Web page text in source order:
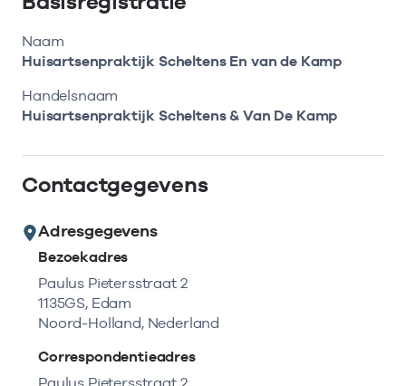
Zoeken in AGB-register
Vind de actuele gegevens van een
zorgaanbieder of onderneming.
Kortdurende zorg
Langdurige zorg
Zorg in de regio
Op zoek naar een rapport?
Bekijk de openbare rapporten per thema of
log in voor de besloten rapporten op
Zorgprisma.nl.
Naar openbare rapporten
Bekijk het aanbod
Naar hulp
Naam
Huisartsenpraktijk Scheltens En van de Kamp
Handelsnaam
Huisartsenpraktijk Scheltens & Van De Kamp
Contactgegevens
Adresgegevens
Bezoekadres
Paulus Pietersstraat 2
1135GS, Edam
Noord-Holland, Nederland
Correspondentieadres